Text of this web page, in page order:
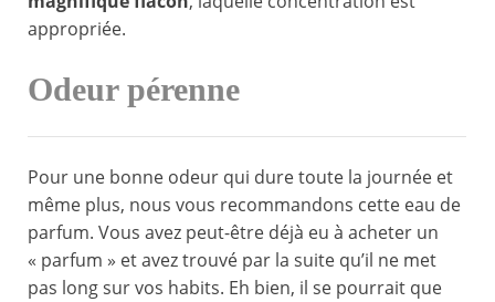
appropriée.
Odeur pérenne
Pour une bonne odeur qui dure toute la journée et
même plus, nous vous recommandons cette eau de
parfum. Vous avez peut-être déjà eu à acheter un
« parfum » et avez trouvé par la suite qu’il ne met
pas long sur vos habits. Eh bien, il se pourrait que